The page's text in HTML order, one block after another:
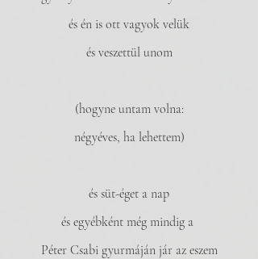
és én is ott vagyok velük
és veszettül unom
(hogyne untam volna:
négyéves, ha lehettem)
és süt-éget a nap
és egyébként még mindig a
Péter Csabi gyurmáján jár az eszem